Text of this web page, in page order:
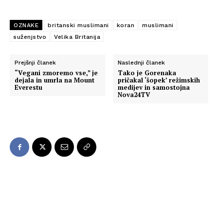
OZNAKE britanski muslimani koran
muslimani
suženjstvo
Velika Britanija
Prejšnji članek
“Vegani zmoremo vse,” je
dejala in umrla na Mount
Everestu
Naslednji članek
Tako je Gorenaka
pričakal ‘šopek’ režimskih
medijev in samostojna
Nova24TV